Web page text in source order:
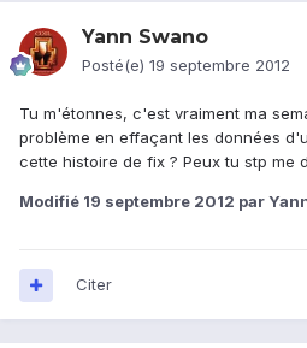
Yann Swano
Posté(e) 19 septembre 2012
Tu m'étonnes, c'est vraiment ma
problème en effaçant les données
cette histoire de fix ? Peux tu stp me
Modifié 19 septembre 2012 par
Citer